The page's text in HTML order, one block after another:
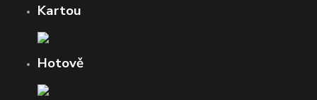
Kartou
Hotově